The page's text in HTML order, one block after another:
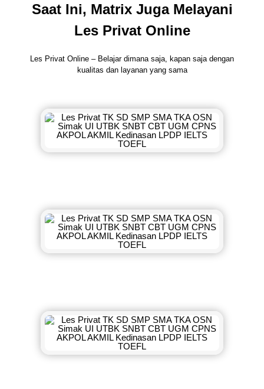
Saat Ini, Matrix Juga Melayani
Les Privat Online
Les Privat Online – Belajar dimana saja, kapan saja dengan
kualitas dan layanan yang sama